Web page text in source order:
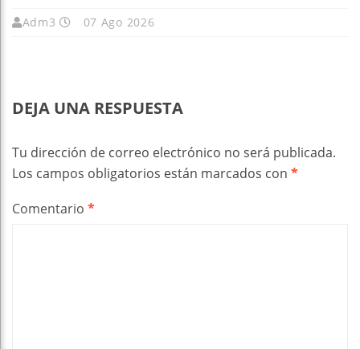
Adm3 07 Ago 2026
DEJA UNA RESPUESTA
Tu dirección de correo electrónico no será publicada.
Los campos obligatorios están marcados con *
Comentario *